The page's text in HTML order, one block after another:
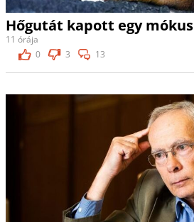
Hőgutát kapott egy mókus
11 órája
0
3 13